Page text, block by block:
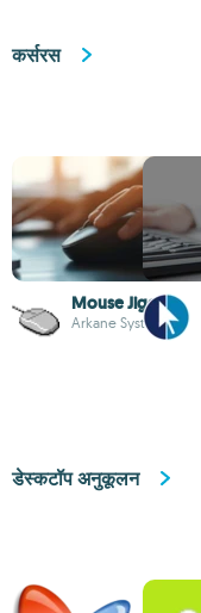
कर्सरस
Mouse Jiggler
Arkane Systems
डेस्कटॉप अनुकूलन